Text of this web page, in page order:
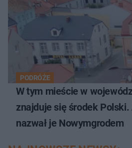
PODRÓŻE
W tym mieście w
znajduje się środek
nazwał je Nowymgrodem